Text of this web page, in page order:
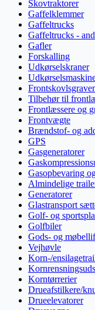
Skovtraktorer
Gaffelklemmer
Gaffeltrucks
Gaffeltrucks -
Gafler
Forskalling
Udkørselskraner
Tilbehør til
Frontlæssere og
Frontvægte
Brændstof- og
GPS
Gasgeneratorer
Gasopbevaring
Almindelige
Generatorer
Glastransport
Golf- og
Golfbiler
Gods- og
Vejhøvle
Korn-/
Korntørrerier
Drueafstilkere/
Drueelevatorer